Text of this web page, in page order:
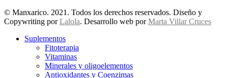
© Manxarico. 2021. Todos los derechos reservados. Diseño y
Copywriting porLalola. Desarrollo web porMarta Villar Cruces
Suplementos
Fitoterapia
Vitaminas
Minerales y oligoelementos
Antioxidantes y Coenzimas